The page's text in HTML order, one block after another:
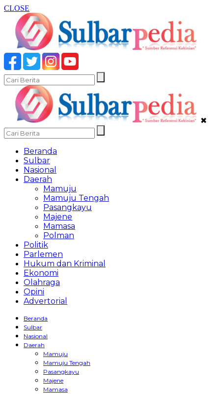
CLOSE
✖
Beranda
Sulbar
Nasional
Daerah
Mamuju
Mamuju Tengah
Pasangkayu
Majene
Mamasa
Polman
Politik
Parlemen
Hukum dan Kriminal
Ekonomi
Olahraga
Opini
Advertorial
Beranda
Sulbar
Nasional
Daerah
Mamuju
Mamuju Tengah
Pasangkayu
Majene
Mamasa